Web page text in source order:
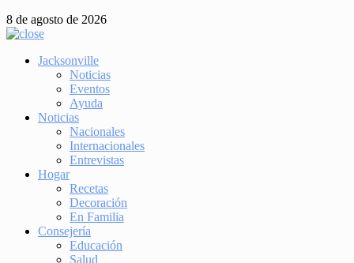
8 de agosto de 2026
Jacksonville
Noticias
Eventos
Ayuda
Noticias
Nacionales
Internacionales
Entrevistas
Hogar
Recetas
Decoración
En Familia
Consejería
Educación
Salud